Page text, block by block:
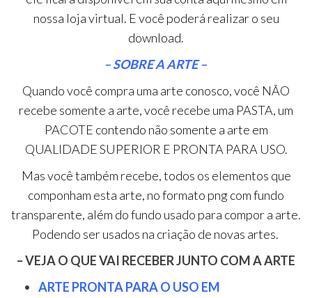
nossa loja virtual. E você poderá realizar o seu
download.
– SOBRE A ARTE –
Quando você compra uma arte conosco, você NÃO
recebe somente a arte, você recebe uma PASTA, um
PACOTE contendo não somente a arte em
QUALIDADE SUPERIOR E PRONTA PARA USO.
Mas você também recebe, todos os elementos que
componham esta arte, no formato png com fundo
transparente, além do fundo usado para compor a arte.
Podendo ser usados na criação de novas artes.
– VEJA O QUE VAI RECEBER JUNTO COM A ARTE
ARTE PRONTA PARA O USO EM